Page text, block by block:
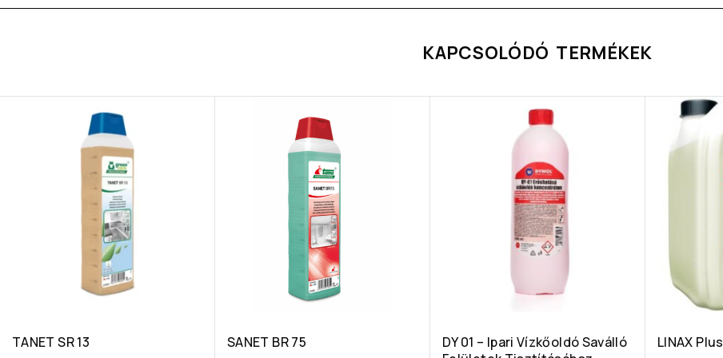
KAPCSOLÓDÓ TERMÉKEK
TANET SR 13 SANET BR 75
DY 01 – Ipari Vízkőoldó Saválló
LINAX Plus